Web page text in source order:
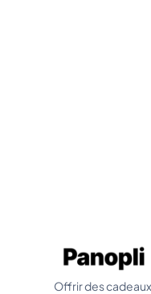
Offrir des